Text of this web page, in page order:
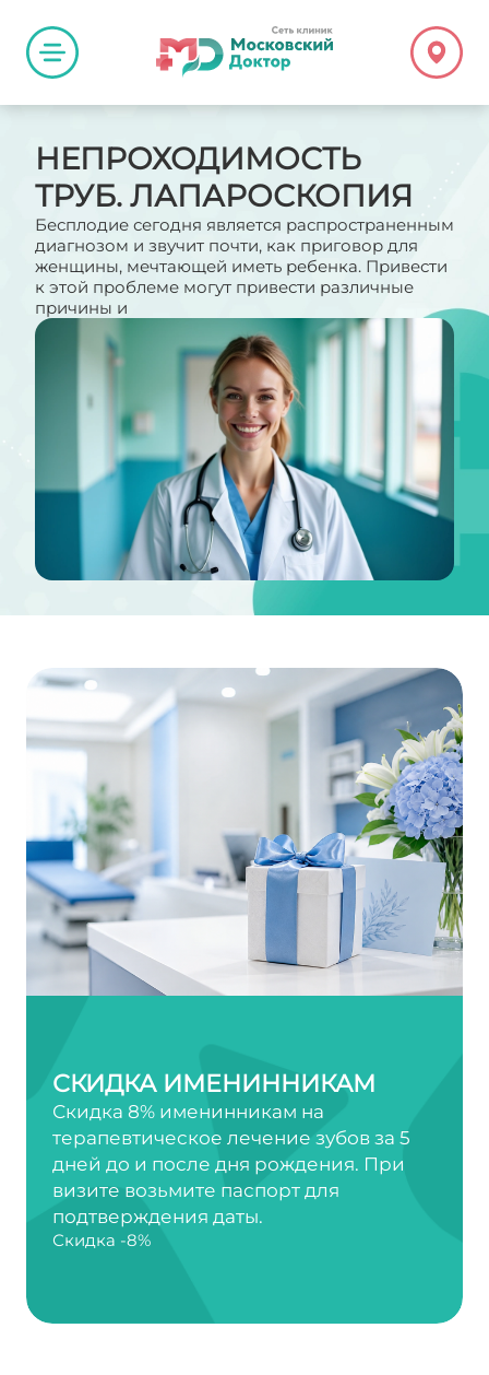
НЕПРОХОДИМОСТЬ
ТРУБ. ЛАПАРОСКОПИЯ
Бесплодие сегодня является распространенным
диагнозом и звучит почти, как приговор для
женщины, мечтающей иметь ребенка. Привести
к этой проблеме могут привести различные
причины и
СКИДКА ИМЕНИННИКАМ
Скидка 8% именинникам на
терапевтическое лечение зубов за 5
дней до и после дня рождения. При
визите возьмите паспорт для
подтверждения даты.
Скидка -8%